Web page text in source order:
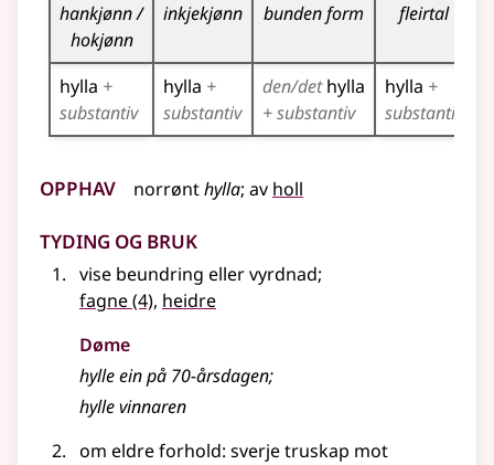
hankjønn /
hokjønn
inkjekjønn bunden form fleirtal
hylla +
substantiv
hylla +
substantiv
den/dethylla
+ substantiv
hylla +
substantiv
Opphav norrønthylla; av holl
Tyding og bruk
vise beundring ellervyrdnad;
fagne(4), heidre
Døme
hylle ein på 70-årsdagen;
hylle vinnaren
om eldreforhold: sverje truskap mot